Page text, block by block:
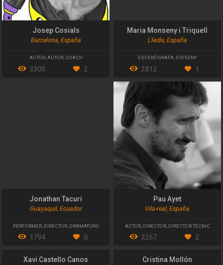
Josep Cosials
Barcelona, España
ACTOR, AUTOR, COACH
2300 2
Maria Monseny i Triquell
Lleida, España
ESCENÒGRAFA DISSENY
2812 1
Jonathan Tacuri
Guayaquil, Ecuador
PERFORMER, DIRECTOR, DRAMATURG
1794 0
Pau Ayet
Vila-real, España
ACTOR, DIRECTOR, DIRECTOR TÈCNIC
2267 2
Xavi Castello Canos Cristina Mollón